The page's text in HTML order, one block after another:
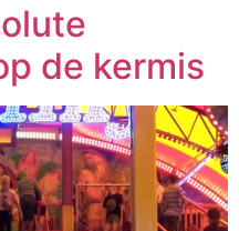
de kermis